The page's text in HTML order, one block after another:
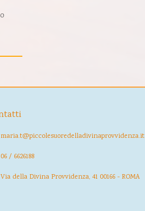
maria.t@piccolesuoredelladivinaprovvidenza.it
06 / 6626188
Via della Divina Provvidenza, 41 00166 - ROMA